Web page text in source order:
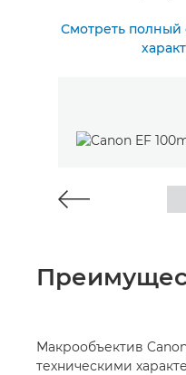
Смотреть полный
Макрообъектив
техническими